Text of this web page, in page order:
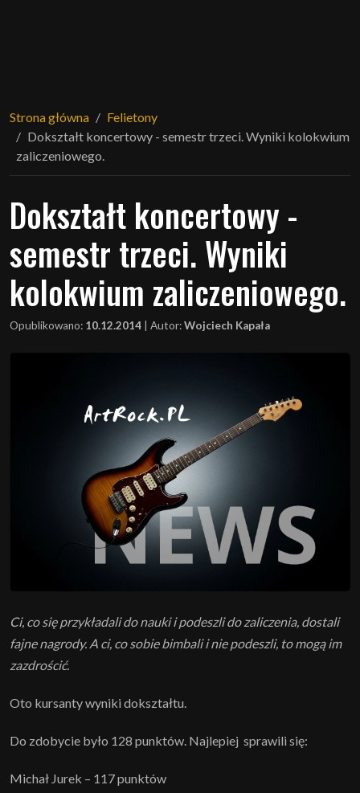
Strona główna
Felietony
Dokształt koncertowy - semestr trzeci. Wyniki kolokwium
zaliczeniowego.
Dokształt koncertowy -
semestr trzeci. Wyniki
kolokwium zaliczeniowego.
Opublikowano: 10.12.2014 Autor:Wojciech Kapała
Ci, co się przykładali do nauki i podeszli do zaliczenia, dostali
fajne nagrody. A ci, co sobie bimbali i nie podeszli, to mogą im
zazdrościć.
Oto kursanty wyniki dokształtu.
Do zdobycie było 128 punktów. Najlepiej sprawili się:
Michał Jurek – 117 punktów